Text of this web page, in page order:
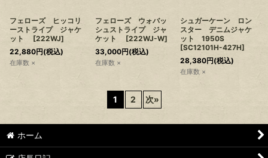
フェローズ ヒッコリ
ーストライプ ジャケ
ット
[222WJ]
22,880円(税込)
在庫数 ×
フェローズ ウォバッ
シュストライプ ジャ
ケット
[222WJ-W]
33,000円(税込)
在庫数 ×
シュガーケーン ロン
スター デニムジャケ
ット 1950S
[SC12101H-427H]
28,380円(税込)
在庫数 ×
1 2 次»
ホーム